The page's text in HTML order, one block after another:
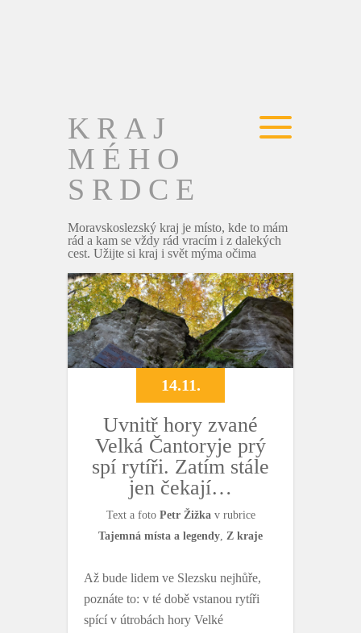
KRAJ
MÉHO
SRDCE
Moravskoslezský kraj je místo, kde to mám
rád a kam se vždy rád vracím i z dalekých
cest. Užijte si kraj i svět mýma očima
14.11.
Uvnitř hory zvané
Velká Čantoryje prý
spí rytíři. Zatím stále
jen čekají…
Text a foto Petr Žižkav rubrice
Tajemná místa a legendy, Z kraje
Až bude lidem ve Slezsku nejhůře,
poznáte to: v té době vstanou rytíři
spící v útrobách hory Velké